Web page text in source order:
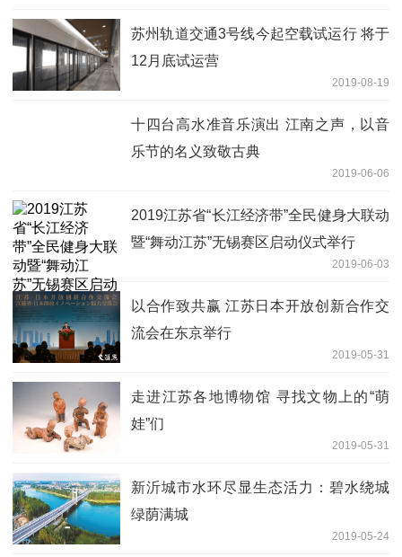
苏州轨道交通3号线今起空载试运行 将于
12月底试运营
2019-08-19
十四台高水准音乐演出 江南之声，以音
乐节的名义致敬古典
2019-06-06
2019江苏省“长江经济带”全民健身大联动
暨“舞动江苏”无锡赛区启动仪式举行
2019-06-03
以合作致共赢 江苏日本开放创新合作交
流会在东京举行
2019-05-31
走进江苏各地博物馆 寻找文物上的“萌
娃”们
2019-05-31
新沂城市水环尽显生态活力：碧水绕城
绿荫满城
2019-05-24